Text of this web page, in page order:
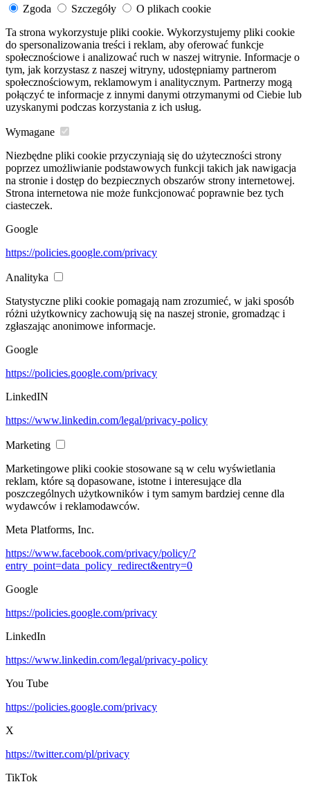
Zgoda Szczegóły
O plikach cookie
Ta strona wykorzystuje pliki cookie. Wykorzystujemy pliki cookie
do spersonalizowania treści i reklam, aby oferować funkcje
społecznościowe i analizować ruch w naszej witrynie. Informacje o
tym, jak korzystasz z naszej witryny, udostępniamy partnerom
społecznościowym, reklamowym i analitycznym. Partnerzy mogą
połączyć te informacje z innymi danymi otrzymanymi od Ciebie lub
uzyskanymi podczas korzystania z ich usług.
Wymagane
Niezbędne pliki cookie przyczyniają się do użyteczności strony
poprzez umożliwianie podstawowych funkcji takich jak nawigacja
na stronie i dostęp do bezpiecznych obszarów strony internetowej.
Strona internetowa nie może funkcjonować poprawnie bez tych
ciasteczek.
Google
https://policies.google.com/privacy
Analityka
Statystyczne pliki cookie pomagają nam zrozumieć, w jaki sposób
różni użytkownicy zachowują się na naszej stronie, gromadząc i
zgłaszając anonimowe informacje.
Google
https://policies.google.com/privacy
LinkedIN
https://www.linkedin.com/legal/privacy-policy
Marketing
Marketingowe pliki cookie stosowane są w celu wyświetlania
reklam, które są dopasowane, istotne i interesujące dla
poszczególnych użytkowników i tym samym bardziej cenne dla
wydawców i reklamodawców.
Meta Platforms, Inc.
https://www.facebook.com/privacy/policy/?
entry_point=data_policy_redirect&entry=0
Google
https://policies.google.com/privacy
LinkedIn
https://www.linkedin.com/legal/privacy-policy
You Tube
https://policies.google.com/privacy
X
https://twitter.com/pl/privacy
TikTok